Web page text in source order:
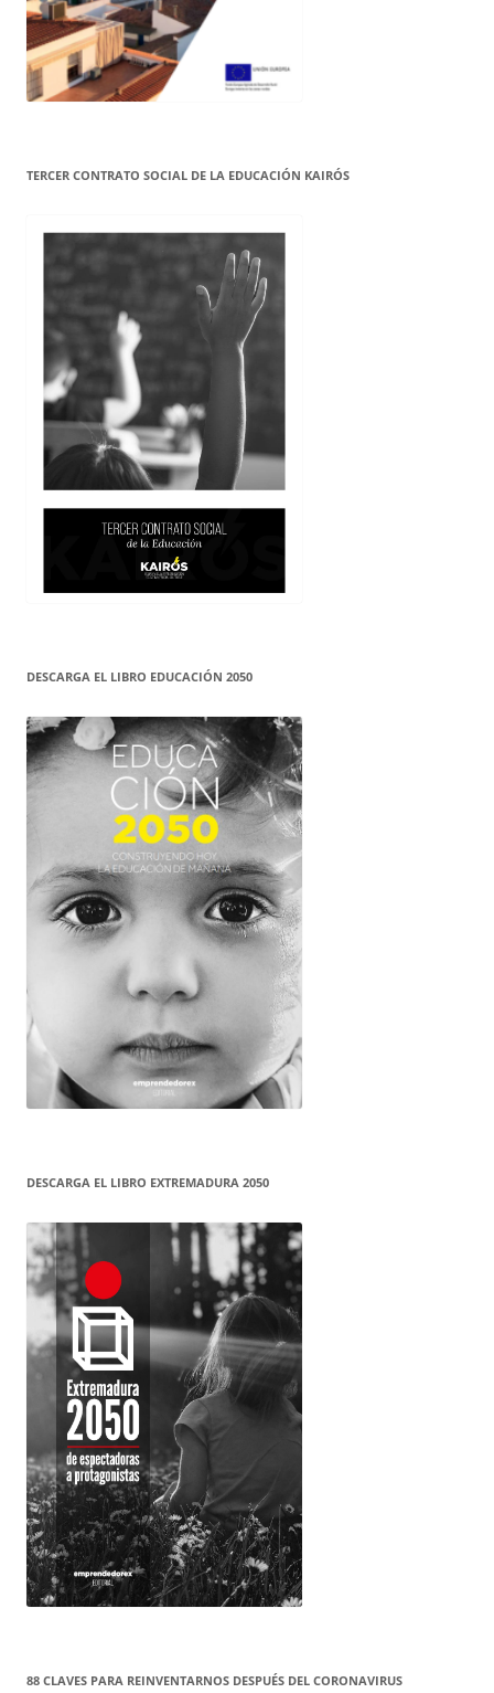
TERCER CONTRATO SOCIAL DE LA EDUCACIÓN KAIRÓS
DESCARGA EL LIBRO EDUCACIÓN 2050
DESCARGA EL LIBRO EXTREMADURA 2050
88 CLAVES PARA REINVENTARNOS DESPUÉS DEL CORONAVIRUS